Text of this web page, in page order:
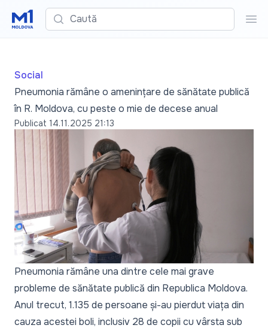
Caută
Social
Pneumonia rămâne o amenințare de sănătate publică
în R. Moldova, cu peste o mie de decese anual
Publicat 14.11.2025 21:13
Pneumonia rămâne una dintre cele mai grave
probleme de sănătate publică din Republica Moldova.
Anul trecut, 1.135 de persoane și-au pierdut viața din
cauza acestei boli, inclusiv 28 de copii cu vârsta sub